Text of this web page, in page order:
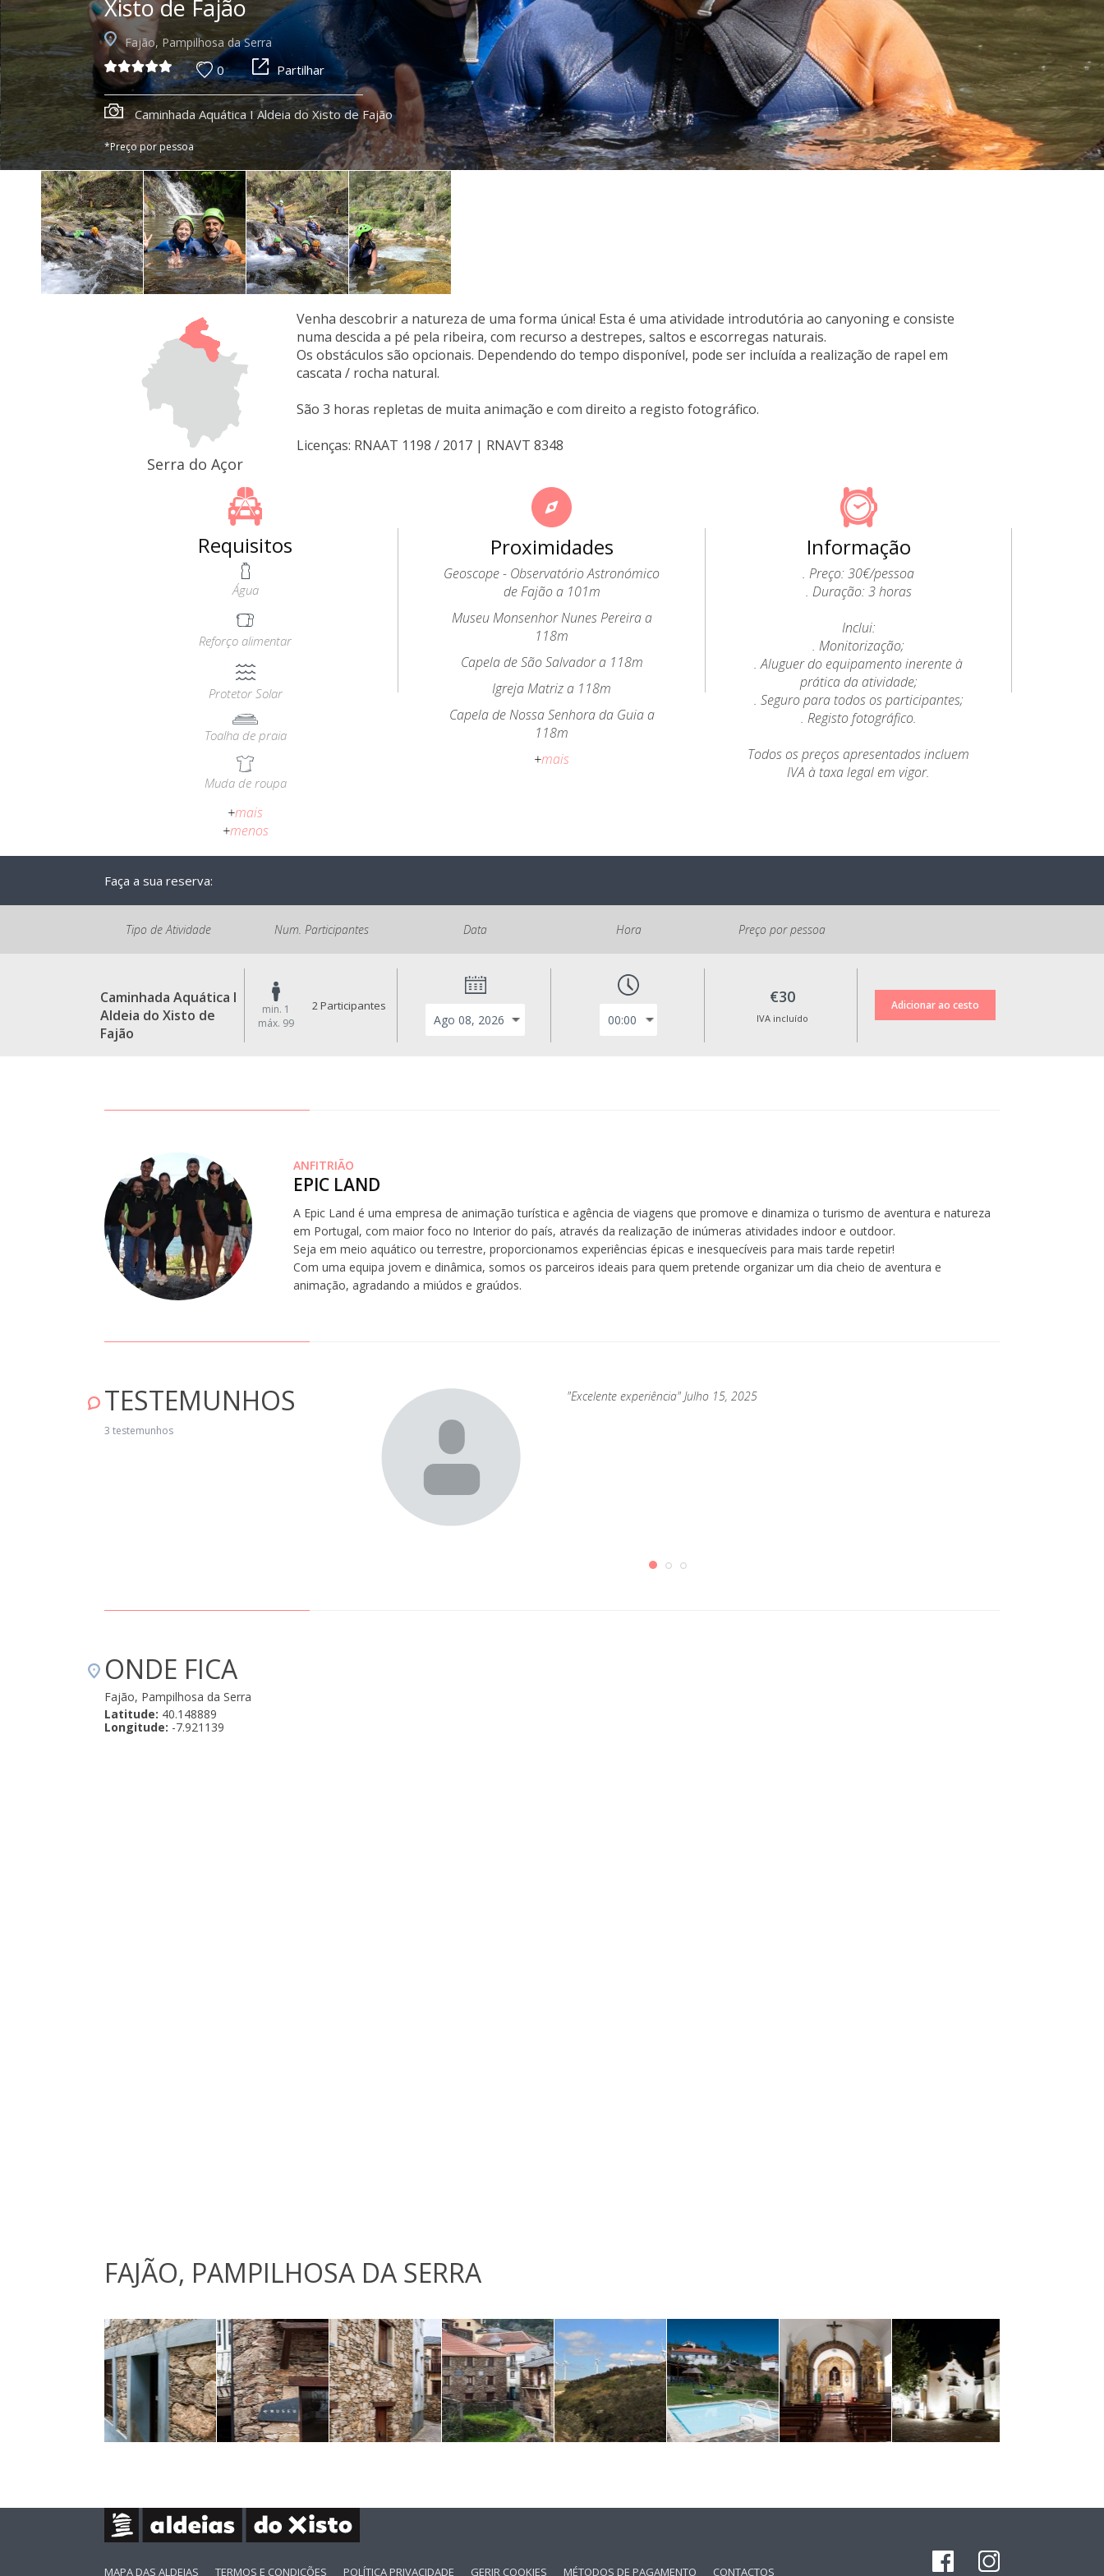
Xisto de Fajão
Fajão, Pampilhosa da Serra
0 Partilhar
Caminhada Aquática I Aldeia do Xisto de Fajão
*Preço por pessoa
Serra do Açor
Venha descobrir a natureza de uma forma única! Esta é uma atividade introdutória ao canyoning e consiste
numa descida a pé pela ribeira, com recurso a destrepes, saltos e escorregas naturais.
Os obstáculos são opcionais. Dependendo do tempo disponível, pode ser incluída a realização de rapel em
cascata / rocha natural.
São 3 horas repletas de muita animação e com direito a registo fotográfico.
Licenças: RNAAT 1198 / 2017 | RNAVT 8348
Requisitos
Água
Reforço alimentar
Protetor Solar
Toalha de praia
Muda de roupa
+mais
+menos
Proximidades
Geoscope - Observatório Astronómico
de Fajão a 101m
Museu Monsenhor Nunes Pereira a
118m
Capela de São Salvador a 118m
Igreja Matriz a 118m
Capela de Nossa Senhora da Guia a
118m
+mais
Informação
. Preço: 30€/pessoa
. Duração: 3 horas
Inclui:
. Monitorização;
. Aluguer do equipamento inerente à
prática da atividade;
. Seguro para todos os participantes;
. Registo fotográfico.
Todos os preços apresentados incluem
IVA à taxa legal em vigor.
Faça a sua reserva:
Tipo de Atividade Num. Participantes Data Hora Preço por pessoa
Caminhada Aquática I
Aldeia do Xisto de
Fajão
min. 1
máx. 99
2 Participantes €30
IVA incluído
ANFITRIÃO
EPIC LAND
A Epic Land é uma empresa de animação turística e agência de viagens que promove e dinamiza o turismo de aventura e natureza
em Portugal, com maior foco no Interior do país, através da realização de inúmeras atividades indoor e outdoor.
Seja em meio aquático ou terrestre, proporcionamos experiências épicas e inesquecíveis para mais tarde repetir!
Com uma equipa jovem e dinâmica, somos os parceiros ideais para quem pretende organizar um dia cheio de aventura e
animação, agradando a miúdos e graúdos.
TESTEMUNHOS
3 testemunhos
experiência. Muito obrigado ao João port todo o acompanhamento
a atividade. Adorámos!" Maio 04, 2025
"Excelente experiência" Julho 15, 2025
ONDE FICA
Fajão, Pampilhosa da Serra
Latitude: 40.148889
Longitude: -7.921139
FAJÃO, PAMPILHOSA DA SERRA
MAPA DAS ALDEIAS TERMOS E CONDIÇÕES POLÍTICA PRIVACIDADE GERIR COOKIES MÉTODOS DE PAGAMENTO CONTACTOS